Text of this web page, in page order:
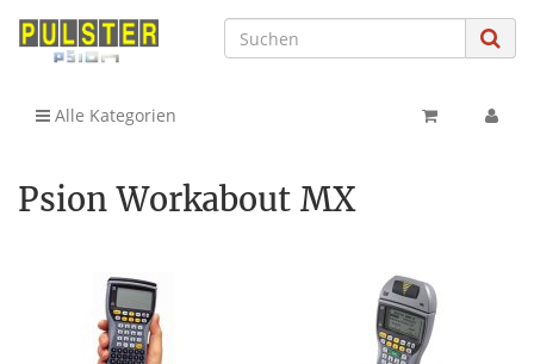
Alle Kategorien
Psion Workabout MX